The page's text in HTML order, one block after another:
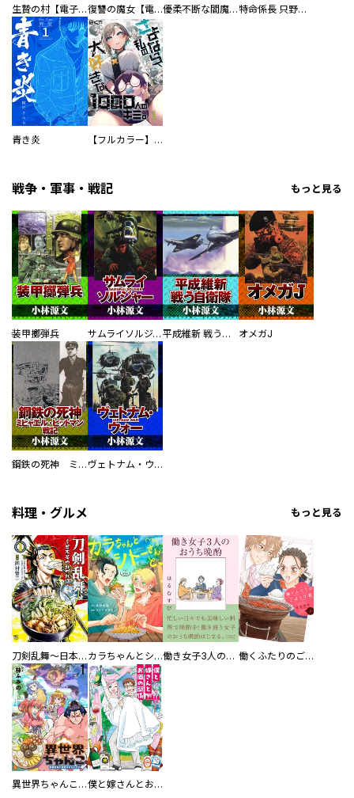
生贄の村【電子単行本版】 復讐の魔女【電子単行本版】 優柔不断な閻魔さま 特命係長 只野仁ファイナル 愛蔵版
青き炎 【フルカラー】さよなら、私の大好きな１０００人のキミ。
戦争・軍事・戦記 もっと見る
装甲擲弾兵 サムライソルジャー SAMURAI SOLDIER 平成維新 戦う自衛隊 オメガJ
鋼鉄の死神 ミヒャエル・ビットマン戦記 ヴェトナム・ウォー VIETNAM WAR
料理・グルメ もっと見る
刀剣乱舞～日本号つれづれ酒～ カラちゃんとシトーさんと、 【分冊版】 働き女子3人のおうち晩酌 働くふたりのごほうび飯
異世界ちゃんこ～横綱目前に召喚されたんだが～ 【連載版】 僕と嫁さんとお酒の関係